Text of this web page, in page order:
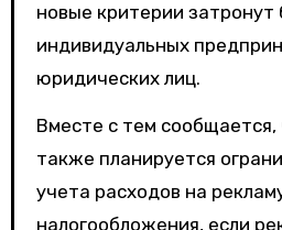
новые критерии затронут
индивидуальных
юридических лиц.
Вместе с тем сообщается,
также планируется
учета расходов на
налогообложения, если